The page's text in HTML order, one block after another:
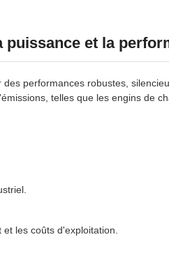
et la
performances robustes,
telles que les engins de
les coûts d'exploitation.